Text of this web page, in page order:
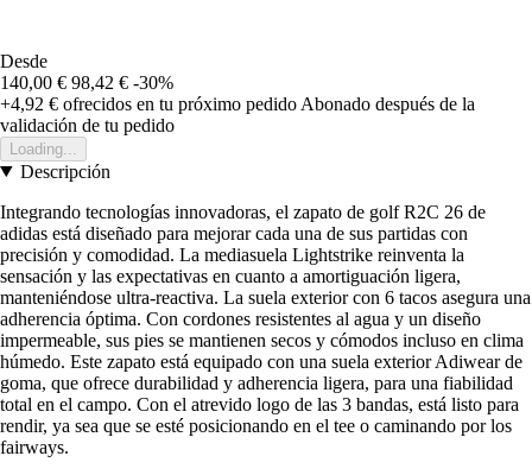
Desde
140,00 € 98,42 € -30%
+4,92 € ofrecidos en tu próximo pedido Abonado después de la
validación de tu pedido
Loading...
Descripción
Integrando tecnologías innovadoras, el zapato de golf R2C 26 de
adidas está diseñado para mejorar cada una de sus partidas con
precisión y comodidad. La mediasuela Lightstrike reinventa la
sensación y las expectativas en cuanto a amortiguación ligera,
manteniéndose ultra-reactiva. La suela exterior con 6 tacos asegura una
adherencia óptima. Con cordones resistentes al agua y un diseño
impermeable, sus pies se mantienen secos y cómodos incluso en clima
húmedo. Este zapato está equipado con una suela exterior Adiwear de
goma, que ofrece durabilidad y adherencia ligera, para una fiabilidad
total en el campo. Con el atrevido logo de las 3 bandas, está listo para
rendir, ya sea que se esté posicionando en el tee o caminando por los
fairways.